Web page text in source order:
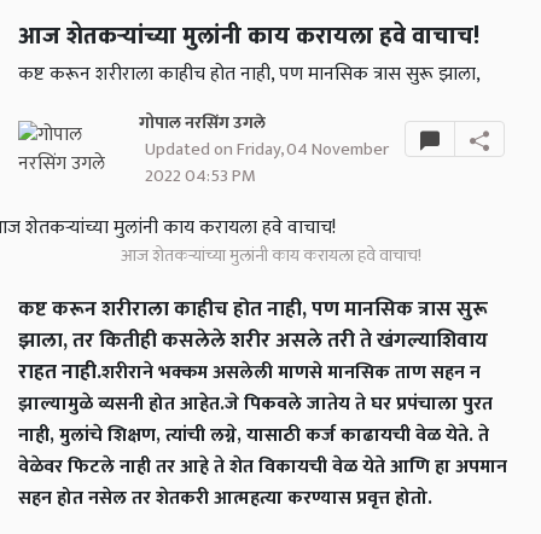
आज शेतकऱ्यांच्या मुलांनी काय करायला हवे वाचाच!
कष्ट करून शरीराला काहीच होत नाही, पण मानसिक त्रास सुरू झाला,
गोपाल नरसिंग उगले
Updated on Friday, 04 November
2022 04:53 PM
आज शेतकऱ्यांच्या मुलांनी काय करायला हवे वाचाच!
कष्ट करून शरीराला काहीच होत नाही, पण मानसिक त्रास सुरू
झाला, तर कितीही कसलेले शरीर असले तरी ते खंगल्याशिवाय
राहत नाही.शरीराने भक्कम असलेली माणसे मानसिक ताण सहन न
झाल्यामुळे व्यसनी होत आहेत.जे पिकवले जातेय ते घर प्रपंचाला पुरत
नाही, मुलांचे शिक्षण, त्यांची लग्ने, यासाठी कर्ज काढायची वेळ येते. ते
वेळेवर फिटले नाही तर आहे ते शेत विकायची वेळ येते आणि हा अपमान
सहन होत नसेल तर शेतकरी आत्महत्या करण्यास प्रवृत्त होतो.